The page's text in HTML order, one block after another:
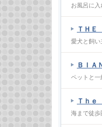
お風呂に
ＴＨ
愛犬と飼
ＢＩＡ
ペットと
Ｔｈ
海まで徒